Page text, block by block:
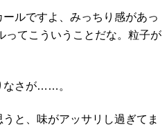
ルですよ、みっちり感があっ
ってこういうことだな。粒子が
なさが……。
と、味がアッサリし過ぎてま